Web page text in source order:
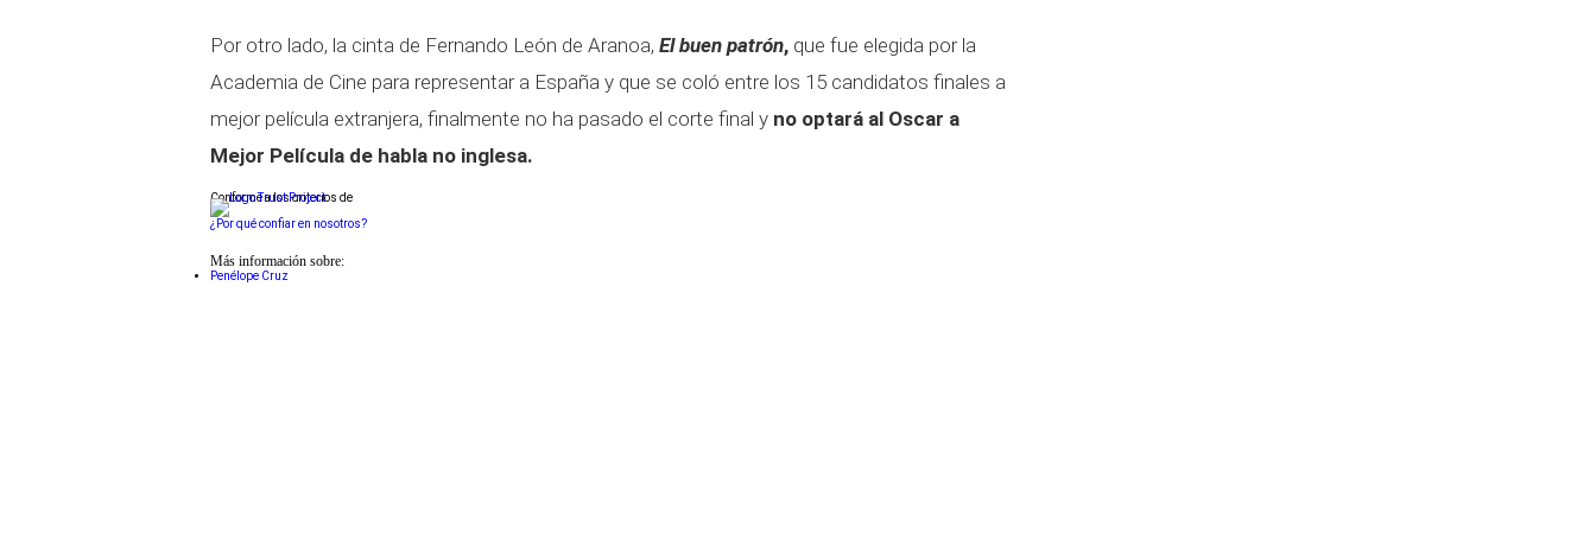
Por otro lado, la cinta de Fernando León de Aranoa, El buen patrón, que fue elegida por la
Academia de Cine para representar a España y que se coló entre los 15 candidatos finales a
mejor película extranjera, finalmente no ha pasado el corte final y no optará al Oscar a
Mejor Película de habla no inglesa.
Conforme a los criterios de
¿Por qué confiar en nosotros?
Más información sobre:
Penélope Cruz